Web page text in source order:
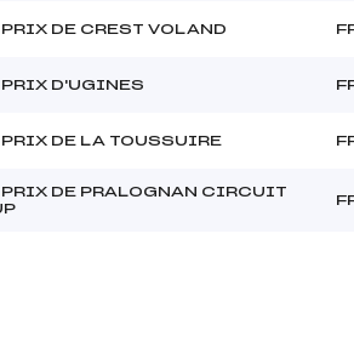
PRIX DE CREST VOLAND
PRIX D'UGINES
PRIX DE LA TOUSSUIRE
PRIX DE PRALOGNAN CIRCUIT